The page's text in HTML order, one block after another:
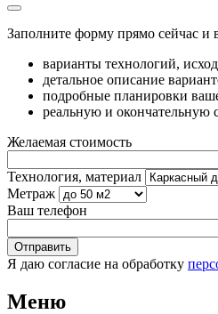
Заполните форму прямо сейчас и
варианты технологий,
детальное описание
подробные планировки
реальную и окончательную
Желаемая стоимость
Технология, материал
Метраж
Ваш телефон
Я даю согласие на обработку
Меню